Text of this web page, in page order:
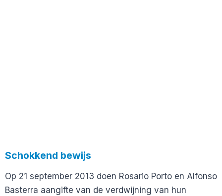
Schokkend bewijs
Op 21 september 2013 doen Rosario Porto en Alfonso
Basterra aangifte van de verdwijning van hun